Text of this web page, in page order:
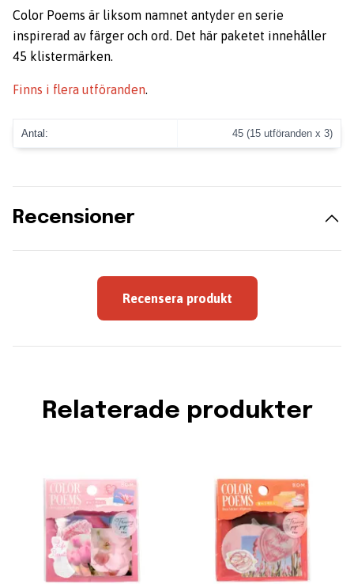
Color Poems är liksom namnet antyder en serie
inspirerad av färger och ord. Det här paketet innehåller
45 klistermärken.
Finns i flera utföranden.
Antal: 45 (15 utföranden x 3)
Recensioner
Recensera produkt
Relaterade produkter